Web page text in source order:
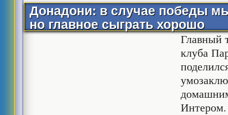
Донадони: в случае победы
но главное сыграть хорошо
Главный
клуба
Интером.